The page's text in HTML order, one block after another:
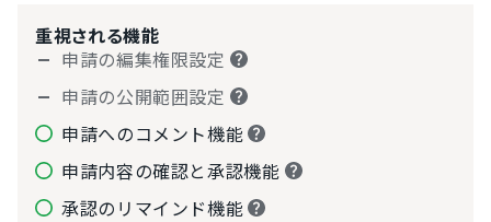
重視される機能
申請の編集権限設定
申請の公開範囲設定
申請へのコメント機能
申請内容の確認と承認機能
承認のリマインド機能